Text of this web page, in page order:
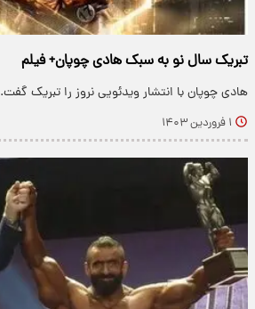
تبریک سال نو به سبک هادی چوپان+ فیلم
هادی چوپان با انتشار ویدئویی نروز را تبریک گفت.
۱ فروردین ۱۴۰۳